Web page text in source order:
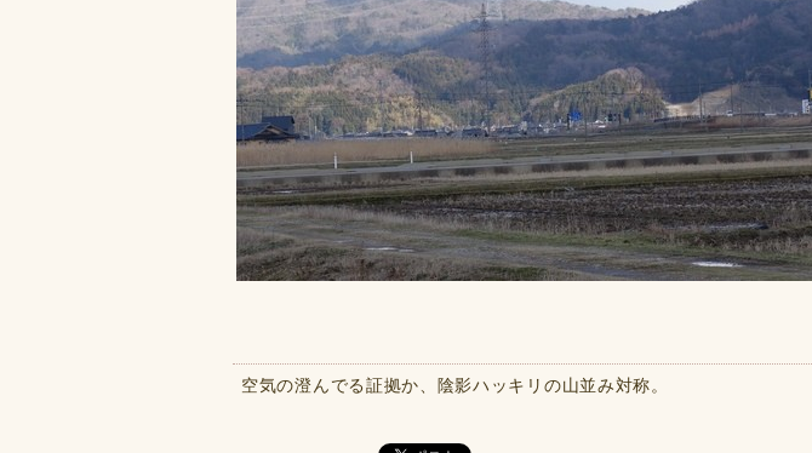
空気の澄んでる証拠か、陰影ハッキリの山並み対称。